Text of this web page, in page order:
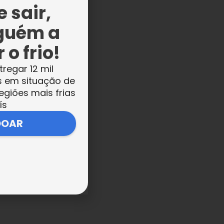
sair,
a
o frio!
12 mil
em situação de
mais frias